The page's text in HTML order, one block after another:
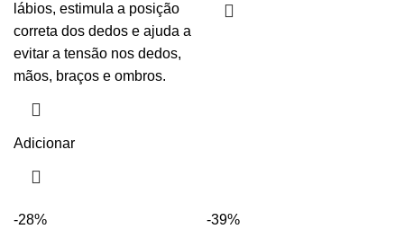
lábios, estimula a posição
correta dos dedos e ajuda a
evitar a tensão nos dedos,
mãos, braços e ombros.
Adicionar
-28% -39%